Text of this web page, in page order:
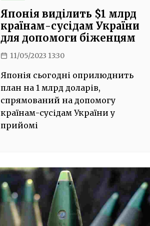
Японія виділить $1 млрд
країнам-сусідам України
для допомоги біженцям
11/05/2023 13:30
Японія сьогодні оприлюднить
план на 1 млрд доларів,
спрямований на допомогу
країнам-сусідам України у
прийомі